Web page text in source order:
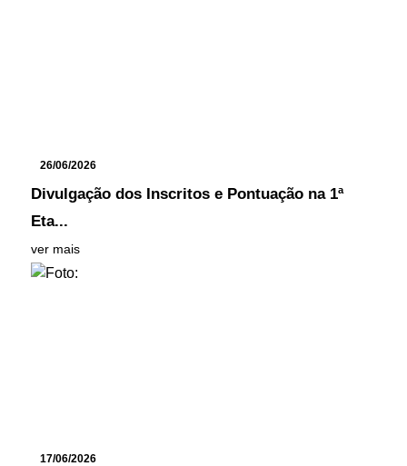
26/06/2026
Divulgação dos Inscritos e Pontuação na 1ª
Eta...
ver mais
17/06/2026